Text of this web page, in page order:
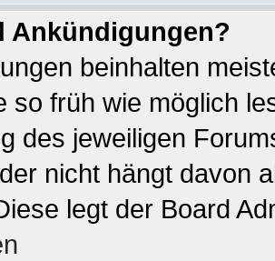
Ankündigungen?
beinhalten
so früh wie möglich
des jeweiligen
nicht hängt davon
legt der Board